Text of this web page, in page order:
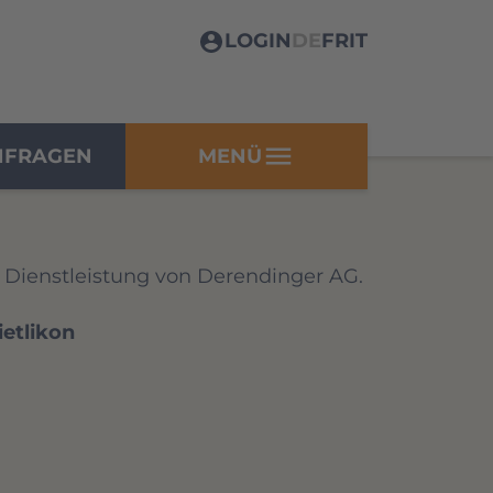
LOGINDEFRIT
MENÜ menu
von Derendinger AG.